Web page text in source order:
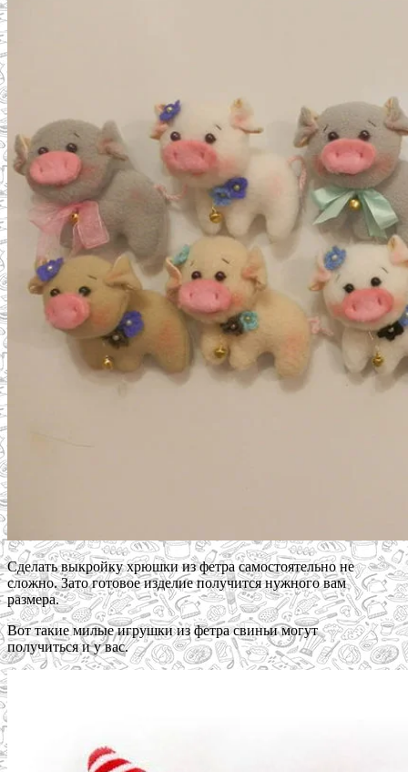
Сделать выкройку хрюшки из фетра самостоятельно не
сложно. Зато готовое изделие получится нужного вам
размера.
Вот такие милые игрушки из фетра свиньи могут
получиться и у вас.